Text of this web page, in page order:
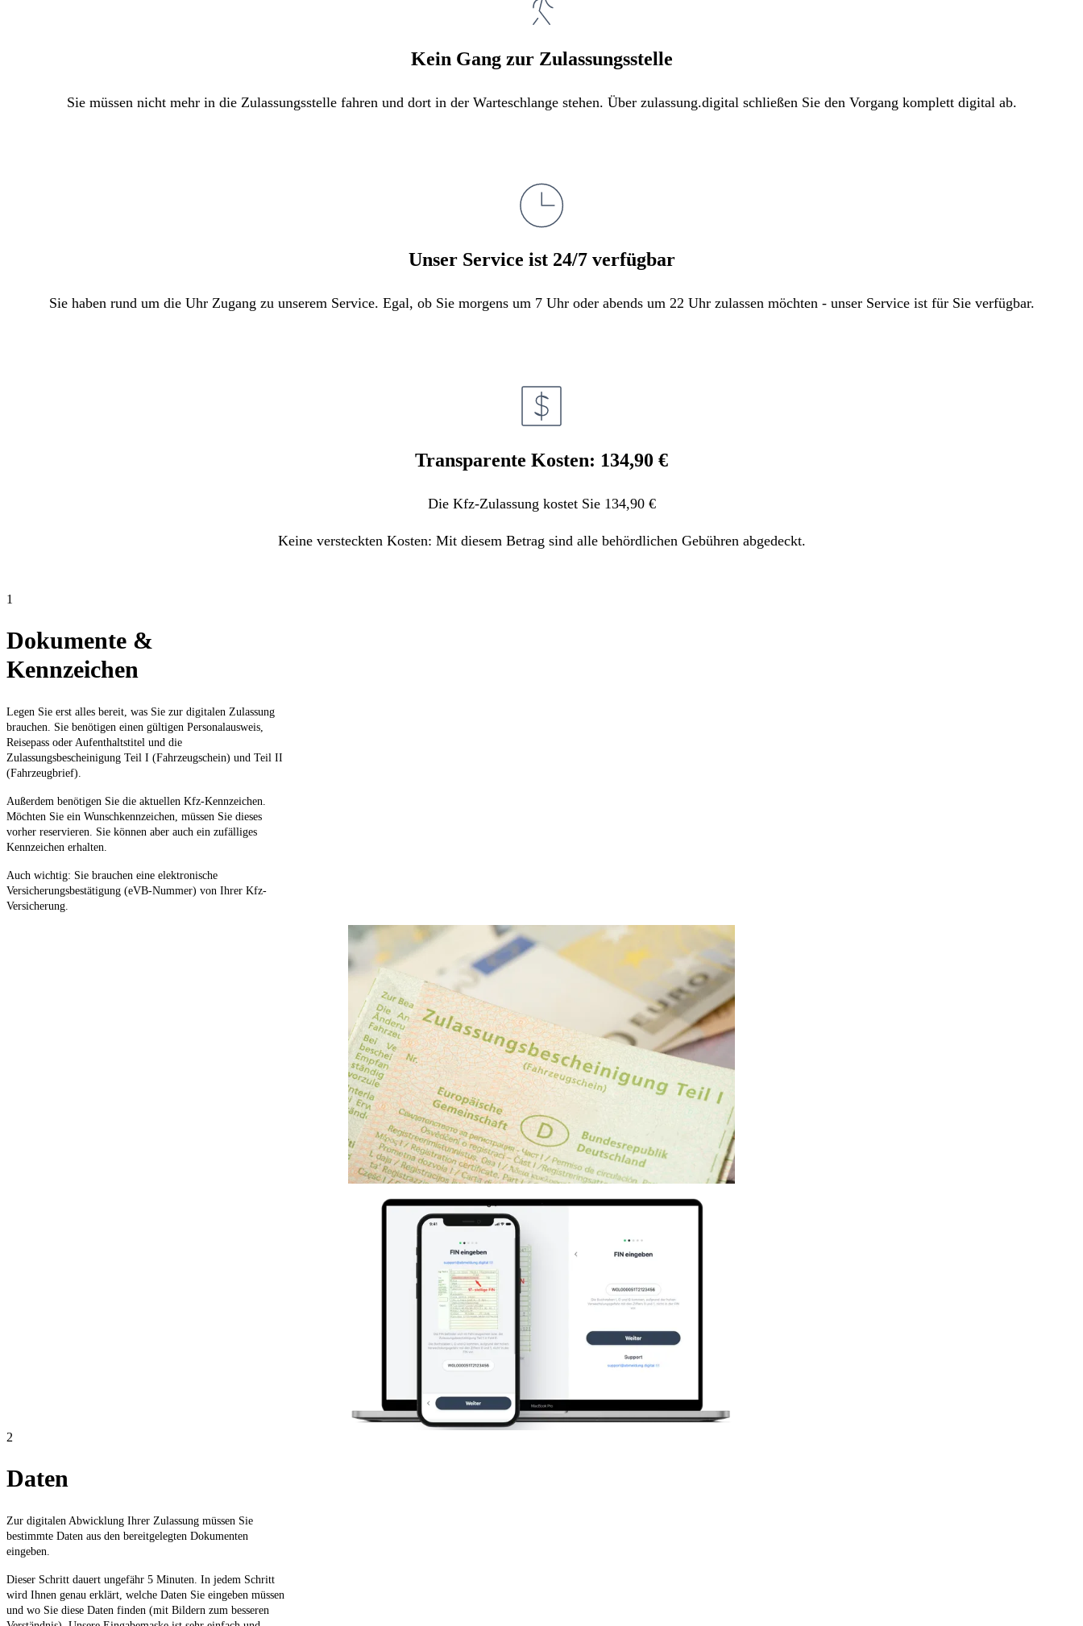
Kein Gang zur Zulassungsstelle
Sie müssen nicht mehr in die Zulassungsstelle fahren und dort in der Warteschlange stehen. Über zulassung.digital schließen Sie den Vorgang komplett digital ab.
Unser Service ist 24/7 verfügbar
Sie haben rund um die Uhr Zugang zu unserem Service. Egal, ob Sie morgens um 7 Uhr oder abends um 22 Uhr zulassen möchten - unser Service ist für Sie verfügbar.
Transparente Kosten: 134,90 €
Die Kfz-Zulassung kostet Sie 134,90 €
Keine versteckten Kosten: Mit diesem Betrag sind alle behördlichen Gebühren abgedeckt.
1
Dokumente &
Kennzeichen
Legen Sie erst alles bereit, was Sie zur digitalen Zulassung
brauchen. Sie benötigen einen gültigen Personalausweis,
Reisepass oder Aufenthaltstitel und die
Zulassungsbescheinigung Teil I (Fahrzeugschein) und Teil II
(Fahrzeugbrief).
Außerdem benötigen Sie die aktuellen Kfz-Kennzeichen.
Möchten Sie ein Wunschkennzeichen, müssen Sie dieses
vorher reservieren. Sie können aber auch ein zufälliges
Kennzeichen erhalten.
Auch wichtig: Sie brauchen eine elektronische
Versicherungsbestätigung (eVB-Nummer) von Ihrer Kfz-
Versicherung.
2
Daten
Zur digitalen Abwicklung Ihrer Zulassung müssen Sie
bestimmte Daten aus den bereitgelegten Dokumenten
eingeben.
Dieser Schritt dauert ungefähr 5 Minuten. In jedem Schritt
wird Ihnen genau erklärt, welche Daten Sie eingeben müssen
und wo Sie diese Daten finden (mit Bildern zum besseren